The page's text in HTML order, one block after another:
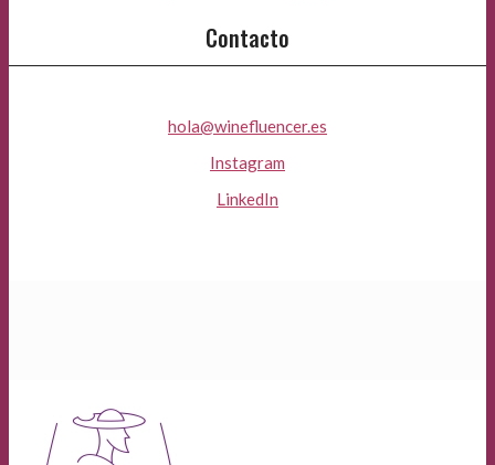
Contacto
hola@winefluencer.es
Instagram
LinkedIn